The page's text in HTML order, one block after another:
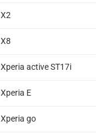
X2
X8
Xperia active ST17i
Xperia E
Xperia go